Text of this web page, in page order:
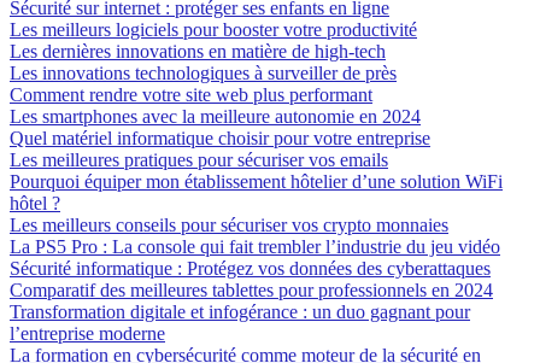
Sécurité sur internet : protéger ses enfants en ligne
Les meilleurs logiciels pour booster votre productivité
Les dernières innovations en matière de high-tech
Les innovations technologiques à surveiller de près
Comment rendre votre site web plus performant
Les smartphones avec la meilleure autonomie en 2024
Quel matériel informatique choisir pour votre entreprise
Les meilleures pratiques pour sécuriser vos emails
Pourquoi équiper mon établissement hôtelier d’une solution WiFi
hôtel ?
Les meilleurs conseils pour sécuriser vos crypto monnaies
La PS5 Pro : La console qui fait trembler l’industrie du jeu vidéo
Sécurité informatique : Protégez vos données des cyberattaques
Comparatif des meilleures tablettes pour professionnels en 2024
Transformation digitale et infogérance : un duo gagnant pour
l’entreprise moderne
La formation en cybersécurité comme moteur de la sécurité en